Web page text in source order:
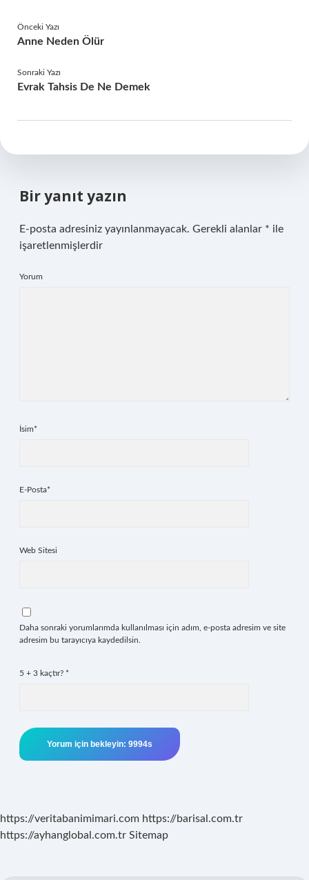
Önceki Yazı
Anne Neden Ölür
Sonraki Yazı
Evrak Tahsis De Ne Demek
Bir yanıt yazın
E-posta adresiniz yayınlanmayacak. Gerekli alanlar * ile
işaretlenmişlerdir
Yorum
İsim*
E-Posta*
Web Sitesi
Daha sonraki yorumlarımda kullanılması için adım, e-posta adresim ve site
adresim bu tarayıcıya kaydedilsin.
5 + 3 kaçtır? *
https://veritabanimimari.com https://barisal.com.tr
https://ayhanglobal.com.tr Sitemap